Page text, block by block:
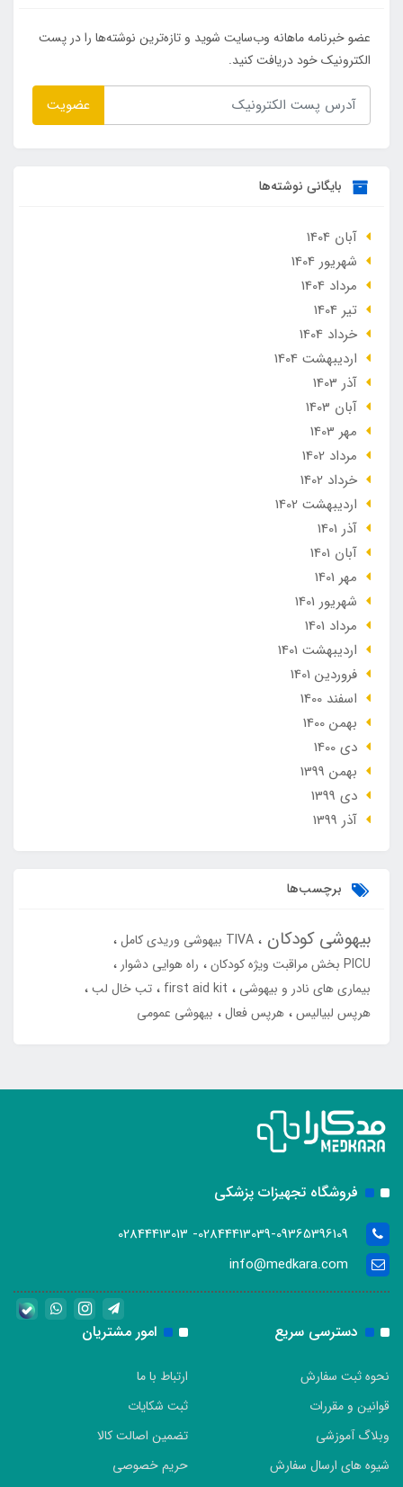
عضو خبرنامه ماهانه وب‌سایت شوید و تازه‌ترین نوشته‌ها را در پست
الکترونیک خود دریافت کنید.
عضویت
بایگانی نوشته‌ها
آبان 1404
شهریور 1404
مرداد 1404
تير 1404
خرداد 1404
ارديبهشت 1404
آذر 1403
آبان 1403
مهر 1403
مرداد 1402
خرداد 1402
ارديبهشت 1402
آذر 1401
آبان 1401
مهر 1401
شهریور 1401
مرداد 1401
ارديبهشت 1401
فروردین 1401
اسفند 1400
بهمن 1400
دی 1400
بهمن 1399
دی 1399
آذر 1399
برچسب‌ها
بیهوشی کودکان
TIVA بیهوشی وریدی کامل
PICU بخش مراقبت ویژه کودکان
راه هوایی دشوار
بیماری های نادر و بیهوشی
first aid kit
تب خال لب
هرپس لبیالیس هرپس فعال بیهوشی عمومی
فروشگاه تجهیزات پزشکی
02844413039-09365396109- 02844413013
info@medkara.com
دسترسی سریع
نحوه ثبت سفارش
قوانین و مقررات
وبلاگ آموزشی
شیوه های ارسال سفارش
امور مشتریان
ارتباط با ما
ثبت شکایات
تضمین اصالت کالا
حریم خصوصی